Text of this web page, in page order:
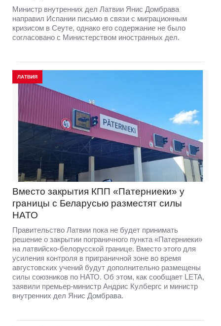
Министр внутренних дел Латвии Янис Домбрава
направил Испании письмо в связи с миграционным
кризисом в Сеуте, однако его содержание не было
согласовано с Министерством иностранных дел.
ЛАТВИЯ
Вместо закрытия КПП «Патерниеки» у
границы с Беларусью разместят силы
НАТО
Правительство Латвии пока не будет принимать
решение о закрытии пограничного пункта «Патерниеки»
на латвийско-белорусской границе. Вместо этого для
усиления контроля в приграничной зоне во время
августовских учений будут дополнительно размещены
силы союзников по НАТО. Об этом, как сообщает LETA,
заявили премьер-министр Андрис Кулбергс и министр
внутренних дел Янис Домбрава.